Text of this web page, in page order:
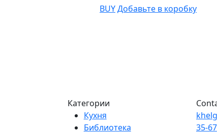
BUYДобавьте в коробку
Категории
Кухня
Библиотека
35-67